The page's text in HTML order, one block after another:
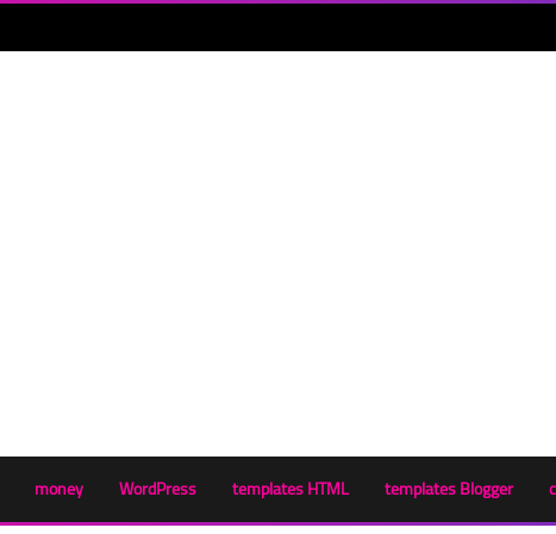
money WordPress templates HTML templates Blogger